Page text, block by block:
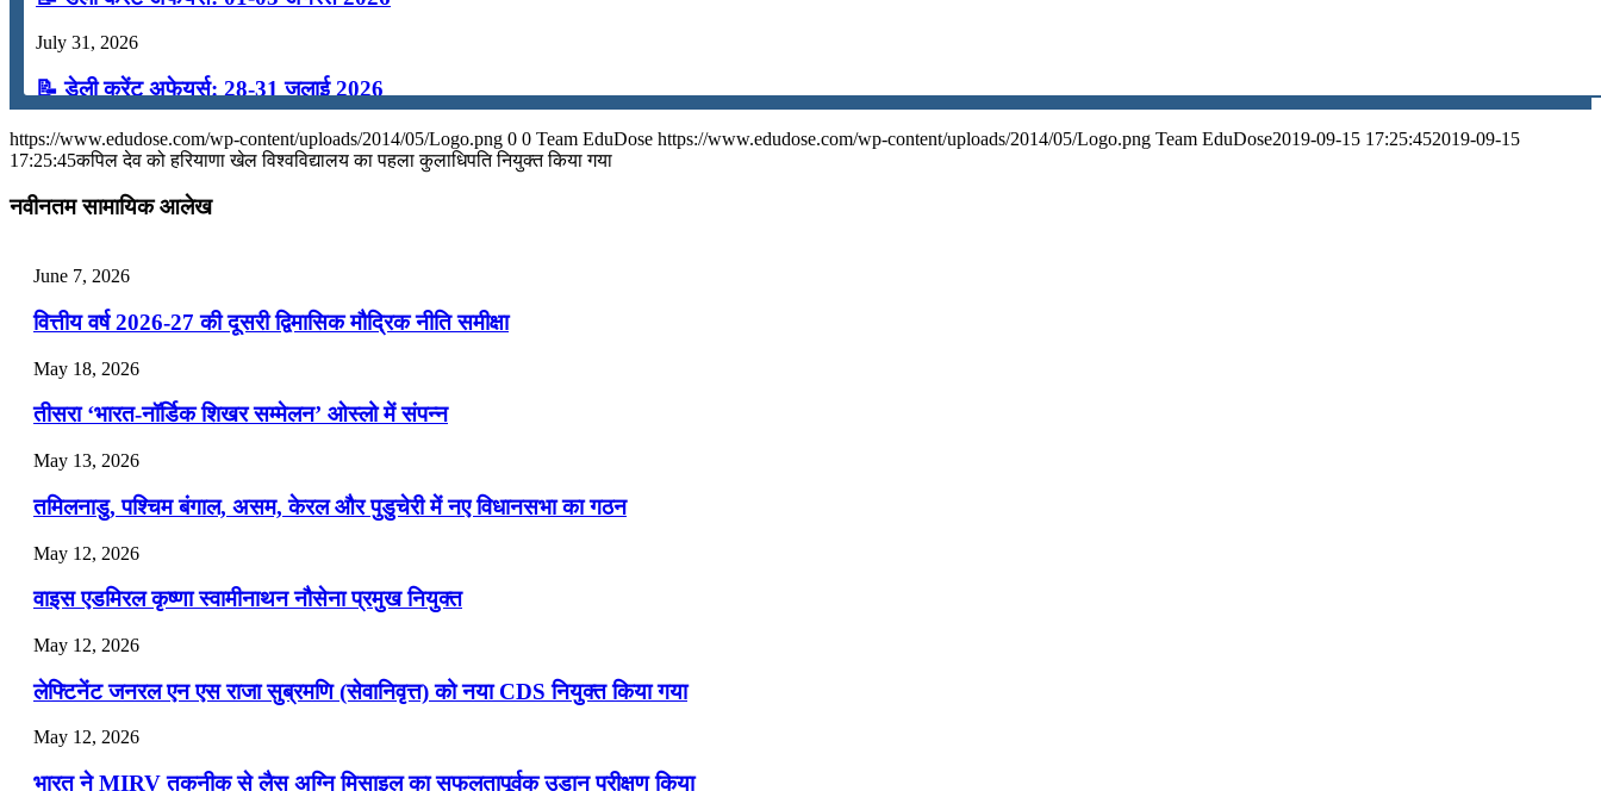
Menu Menu
July 31, 2026
📝 डेली करेंट अफेयर्स: 28-31 जुलाई 2026
July 28, 2026
📝 डेली करेंट अफेयर्स: 22-24 जुलाई 2026
July 22, 2026
📝 डेली करेंट अफेयर्स: 19-21 जुलाई 2026
July 19, 2026
📝 डेली करेंट अफेयर्स: 16-18 जुलाई 2026
July 16, 2026
📝 डेली करेंट अफेयर्स: 13-15 जुलाई 2026
https://www.edudose.com/wp-content/uploads/2014/05/Logo.png 0 0 Team EduDose https://www.edudose.com/wp-content/uploads/2014/05/Logo.png Team EduDose2019-09-15 17:25:452019-09-15
17:25:45कपिल देव को हरियाणा खेल विश्वविद्यालय का पहला कुलाधिपति नियुक्त किया गया
नवीनतम सामायिक आलेख
June 7, 2026
वित्तीय वर्ष 2026-27 की दूसरी द्विमासिक मौद्रिक नीति समीक्षा
May 18, 2026
तीसरा ‘भारत-नॉर्डिक शिखर सम्मेलन’ ओस्लो में संपन्न
May 13, 2026
तमिलनाडु, पश्चिम बंगाल, असम, केरल और पुडुचेरी में नए विधानसभा का गठन
May 12, 2026
वाइस एडमिरल कृष्णा स्वामीनाथन नौसेना प्रमुख नियुक्त
May 12, 2026
लेफ्टिनेंट जनरल एन एस राजा सुब्रमणि (सेवानिवृत्त) को नया CDS नियुक्त किया गया
May 12, 2026
भारत ने MIRV तकनीक से लैस अग्नि मिसाइल का सफलतापूर्वक उड़ान परीक्षण किया